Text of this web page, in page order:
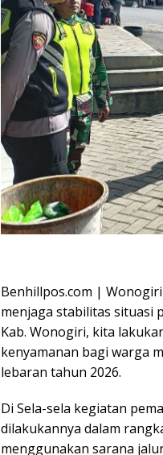
Benhillpos.com |
menjaga stabilitas situasi
Kab. Wonogiri, kita
kenyamanan bagi warga
lebaran tahun 2026.
Di Sela-sela kegiatan
dilakukannya dalam
menggunakan sarana